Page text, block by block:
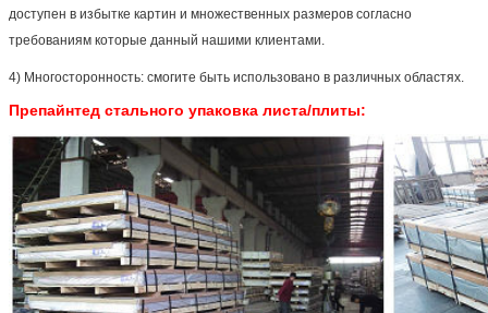
доступен в избытке картин и множественных размеров согласно
требованиям которые данный нашими клиентами.
4) Многосторонность: смогите быть использовано в различных областях.
Препайнтед стального упаковка листа/плиты: